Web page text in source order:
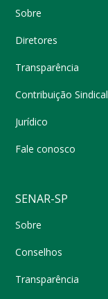
Sobre
Diretores
Transparência
Contribuição Sindical
Jurídico
Fale conosco
SENAR-SP
Sobre
Conselhos
Transparência